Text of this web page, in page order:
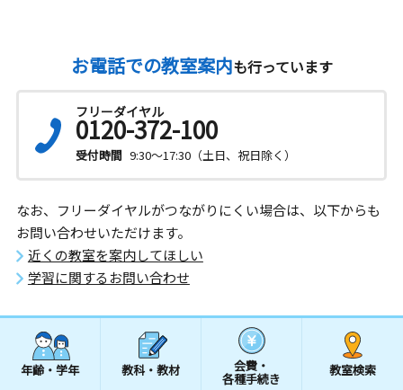
お電話での教室案内も行っています
フリーダイヤル
0120-372-100
受付時間 9:30～17:30（土日、祝日除く）
なお、フリーダイヤルがつながりにくい場合は、以下からも
お問い合わせいただけます。
近くの教室を案内してほしい
学習に関するお問い合わせ
年齢・学年 教科・教材 会費・
各種手続き
教室検索